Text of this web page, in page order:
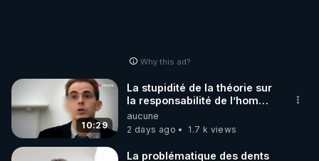
Why this ad?
10:29
La stupidité de la théorie sur
la responsabilité de l’homme
concernant le dioxyde de
carbone.
aucune
2 days ago
1.7 k views
La problématique des dents